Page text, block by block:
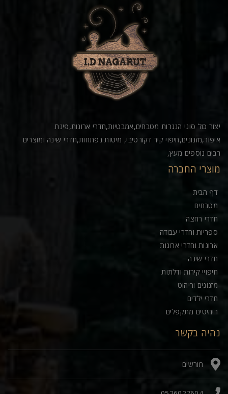
יצור כול סוגי הנגרות מטבחים,אמבטיות,חדרי ארונות,פינת
איפור,מזנונים,חיפוי קיר דקורטיבי, מיטות נפתחות,חדרי שינה ומוצרים
רבים נוספים מעץ,
מוצרי החברה
דף הבית
מטבחים
חדרי רחצה
ספריות וחדרי עבודה
ארונות וחדרי ארונות
חדרי שינה
חיפויי קירות ודלתות
מזנונים וריהוט
חדרי ילדים
ריהיטים מתקפלים
נהיה בקשר
חורשים